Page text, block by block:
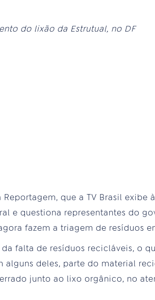
do lixão da Estrutual, no DF
que a TV Brasil exibe
e questiona representantes do
fazem a triagem de resíduos
falta de resíduos recicláveis, o
deles, parte do material
junto ao lixo orgânico, no